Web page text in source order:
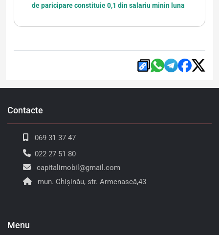
de paricipare constituie 0,1 din salariu minin luna
Contacte
069 31 37 47
022 27 51 80
capitalimobil@gmail.com
mun. Chișinău, str. Armenască,43
Menu